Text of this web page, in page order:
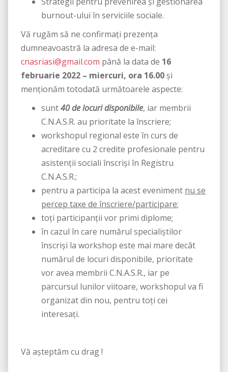
burnout-ului în serviciile sociale.
Vă rugăm să ne confirmaţi prezenţa
dumneavoastră la adresa de e-mail:
cnasriasi@gmail.com până la data de 16
februarie 2022 – miercuri, ora 16.00 şi
menţionăm totodată următoarele aspecte:
sunt40 de locuri disponibile, iar membrii
C.N.A.S.R. au prioritate la înscriere;
workshopul regional este în curs de
acreditare cu 2 credite profesionale pentru
asistenţii sociali înscrişi în Registru
C.N.A.S.R.;
pentru a participa la acest eveniment nu se
percep taxe de înscriere/participare;
toți participanții vor primi diplome;
în cazul în care numărul specialiștilor
înscriși la workshop este mai mare decât
numărul de locuri disponibile, prioritate
vor avea membrii C.N.A.S.R., iar pe
parcursul lunilor viitoare, workshopul va fi
organizat din nou, pentru toți cei
interesați.
Vă așteptăm cu drag !